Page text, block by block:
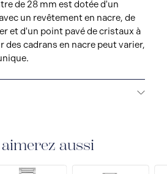
de 28 mm est dotée d'un
un revêtement en nacre, de
et d'un point pavé de cristaux à
des cadrans en nacre peut varier,
de fabrication.
aussi